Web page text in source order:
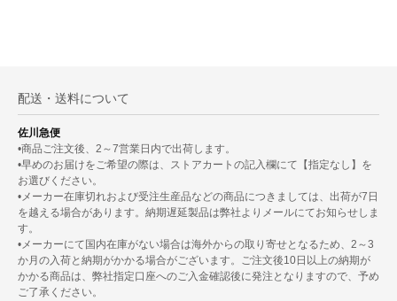
配送・送料について
佐川急便
•商品ご注文後、2～7営業日内で出荷します。
•早めのお届けをご希望の際は、ストアカートの記入欄にて【指定なし】を
お選びください。
•メーカー在庫切れおよび受注生産品などの商品につきましては、出荷が7日
を越える場合があります。納期遅延製品は弊社よりメールにてお知らせしま
す。
•メーカーにて国内在庫がない場合は海外からの取り寄せとなるため、2～3
か月の入荷と納期がかかる場合がございます。ご注文後10日以上の納期が
かかる商品は、弊社指定口座へのご入金確認後に発注となりますので、予め
ご了承ください。